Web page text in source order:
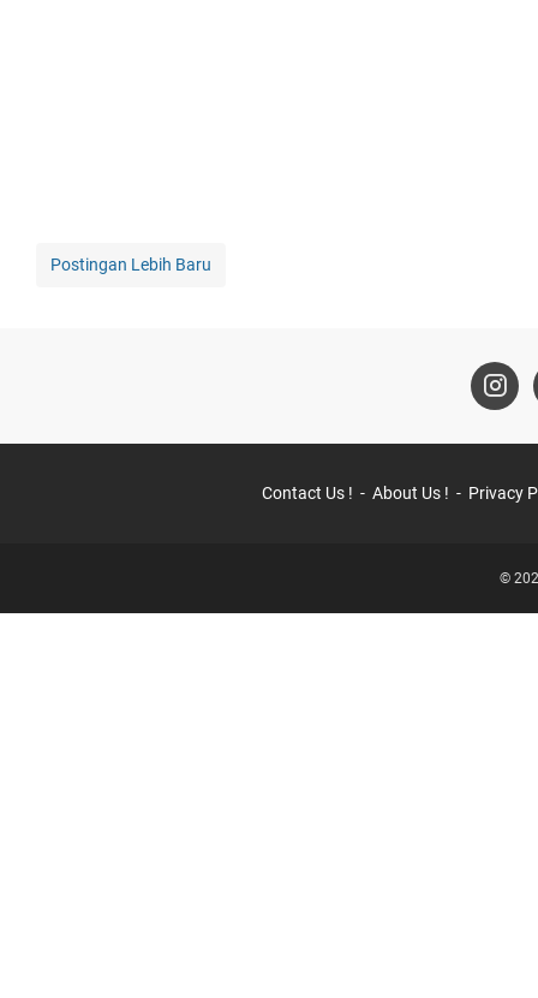
Postingan Lebih Baru
Contact Us ! About Us ! Privacy
©